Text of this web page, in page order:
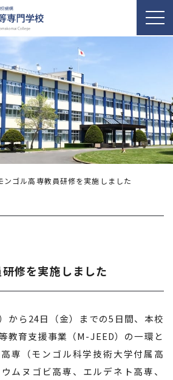
ンゴル高専教員研修を実施しました
修を実施しました
から24日（金）までの5日間、本校
教育支援事業（M-JEED）の一環と
専（モンゴル科学技術大学付属高
ムヌゴビ高専、エルデネト高専、